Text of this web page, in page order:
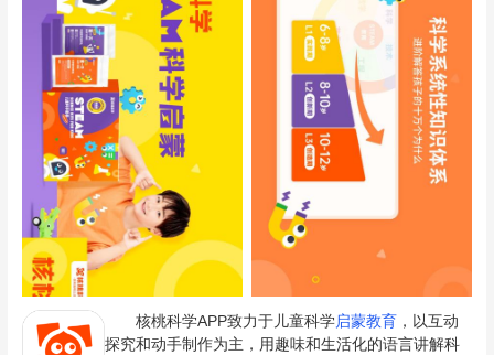
核桃科学APP致力于儿童科学启蒙教育，以互动
探究和动手制作为主，用趣味和生活化的语言讲解科